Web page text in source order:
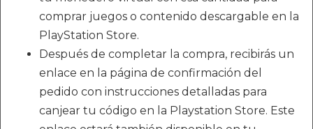
comprar juegos o contenido descargable en la
PlayStation Store.
Después de completar la compra, recibirás un
enlace en la página de confirmación del
pedido con instrucciones detalladas para
canjear tu código en la Playstation Store. Este